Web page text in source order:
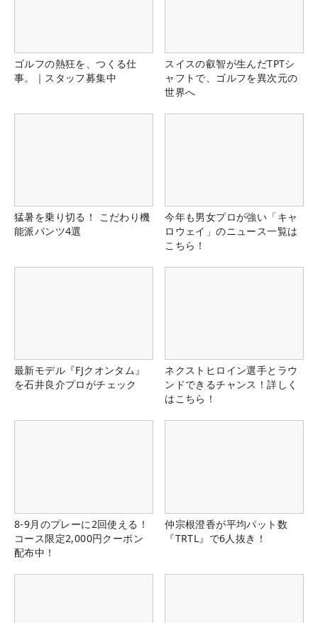
ゴルフの熱狂を、つくる仕
事。｜スタッフ募集中
スイスの叡智が生んだTPTシ
ャフトで、ゴルフを異次元の
世界へ
猛暑を乗り切る！ こだわり機
能派パンツ4選
今年も男女プロが強い「キャ
ロウェイ」のニュース一覧は
こちら！
最新モデル『FJクオンタム』
を石井良介プロがチェック
ネクストヒロイン選手とラウ
ンドできるチャンス！詳しく
はこちら！
8-9月のプレーに2回使える！
コース限定2,000円クーポン
配布中！
仲宗根澄香が平均パット数
『TRTL』で6人抜き！